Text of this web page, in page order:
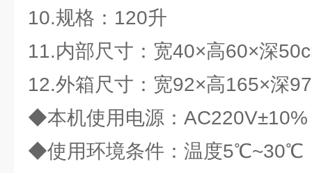
10.规格：120升
11.内部尺寸：宽40×高60×深
12.外箱尺寸：宽92×高165×深
◆本机使用电源：AC220V±10%
◆使用环境条件：温度5℃~30℃